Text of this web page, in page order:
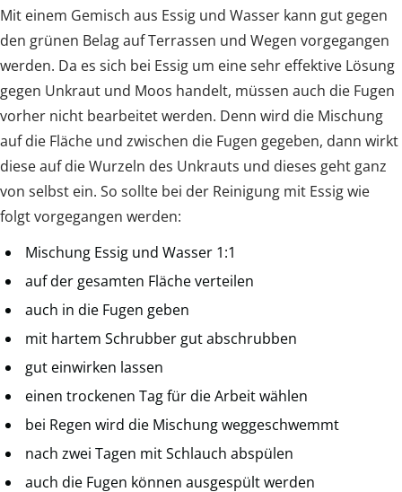
Mit einem Gemisch aus Essig und Wasser kann gut gegen
den grünen Belag auf Terrassen und Wegen vorgegangen
werden. Da es sich bei Essig um eine sehr effektive Lösung
gegen Unkraut und Moos handelt, müssen auch die Fugen
vorher nicht bearbeitet werden. Denn wird die Mischung
auf die Fläche und zwischen die Fugen gegeben, dann wirkt
diese auf die Wurzeln des Unkrauts und dieses geht ganz
von selbst ein. So sollte bei der Reinigung mit Essig wie
folgt vorgegangen werden:
Mischung Essig und Wasser 1:1
auf der gesamten Fläche verteilen
auch in die Fugen geben
mit hartem Schrubber gut abschrubben
gut einwirken lassen
einen trockenen Tag für die Arbeit wählen
bei Regen wird die Mischung weggeschwemmt
nach zwei Tagen mit Schlauch abspülen
auch die Fugen können ausgespült werden